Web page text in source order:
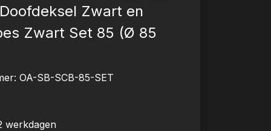
Zwart en
Zwart Set 85 (Ø 85
OA-SB-SCB-85-SET
werkdagen